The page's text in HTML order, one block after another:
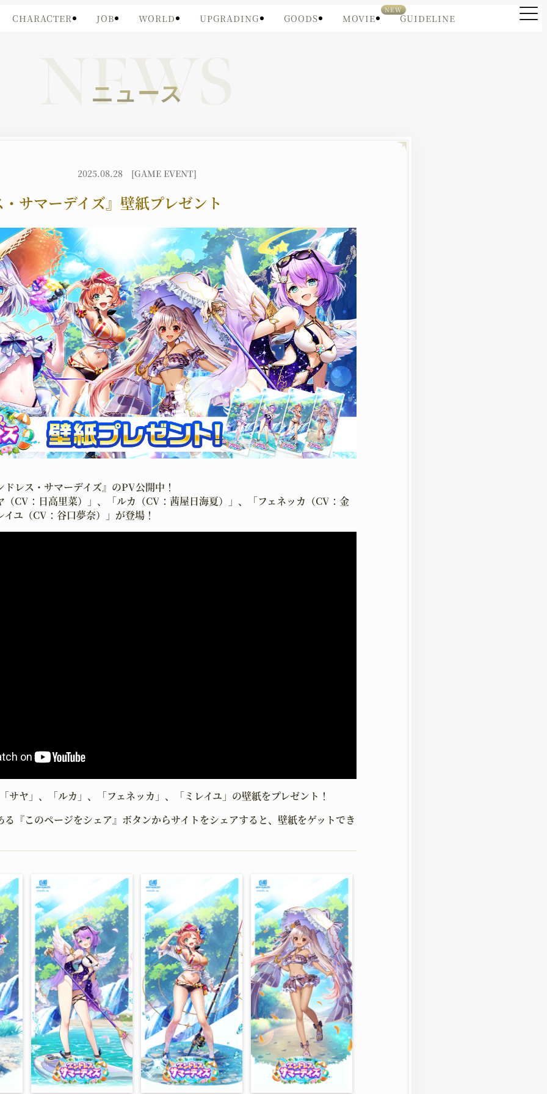
HOME NEWS
ニュース
BATTLE
バトル
CHARACTER
キャラクター
JOB
職種
WORLD
世界観
UPGRADING
育成
GOODS
グッズ
MOVIE
ムービー
GUIDELINE
二次創作ガイドライン
CHARACTER JOB WORLD UPGRADING GOODS MOVIE GUIDELINE
NEWS
ニュース
2025.08.28 [GAME EVENT]
サマーデイズ』壁紙プレゼント
レス・サマーデイズ』のPV公開中！
（CV：日高里菜）」、「ルカ（CV：茜屋日海夏）」、「フェネッカ（CV：金
ユ（CV：谷口夢奈）」が登場！
サヤ」、「ルカ」、「フェネッカ」、「ミレイユ」の壁紙をプレゼント！
る『このページをシェア』ボタンからサイトをシェアすると、壁紙をゲットでき